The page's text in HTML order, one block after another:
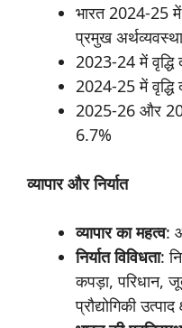
भारत 2024-25
प्रमुख
2023-24 में वृद्धि
2024-25 में वृद्धि
2025-26 और
6.7%
व्यापारऔरनिर्यात
व्यापारकामहत्व:
निर्यातविविधता:
कपड़ा, परिधान,
प्रौद्योगिकी